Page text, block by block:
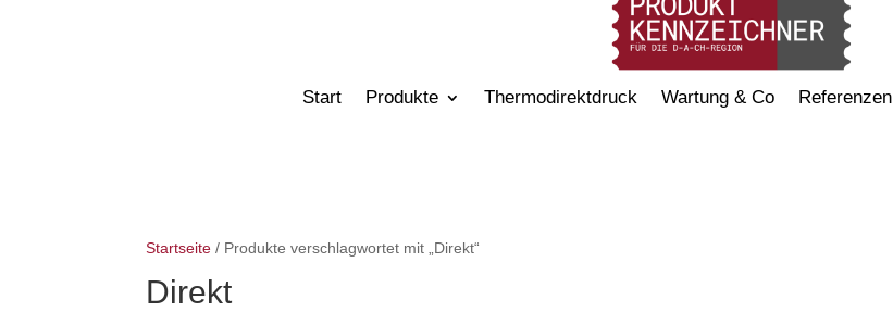
Start Produkte Thermodirektdruck Wartung & Co Referenzen
Startseite / Produkte verschlagwortet mit „Direkt“
Direkt